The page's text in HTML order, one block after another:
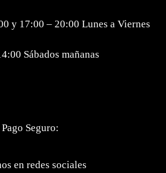
y 17:00 – 20:00 Lunes a Viernes
Sábados mañanas
Pago Seguro:
en redes sociales